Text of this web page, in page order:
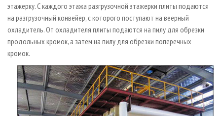
этажерку. С каждого этажа разгрузочной этажерки плиты подаются
на разгрузочный конвейер, с которого поступают на веерный
охладитель. От охладителя плиты подаются на пилу для обрезки
продольных кромок, а затем на пилу для обрезки поперечных
кромок.